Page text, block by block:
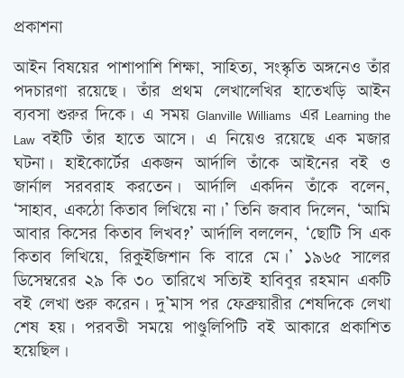
প্রকাশনা
আইন বিষয়ের পাশাপাশি শিক্ষা, সাহিত্য, সংস্কৃতি অঙ্গনেও তাঁর
পদচারণা রয়েছে। তাঁর প্রথম লেখালেখির হাতেখড়ি আইন
ব্যবসা শুরুর দিকে। এ সময়Glanville Williams এর Learning the
Lawবইটি তাঁর হাতে আসে। এ নিয়েও রয়েছে এক মজার
ঘটনা। হাইকোর্টের একজন আর্দালি তাঁকে আইনের বই ও
জার্নাল সরবরাহ করতেন। আর্দালি একদিন তাঁকে বলেন,
‘সাহাব, একঠো কিতাব লিখিয়ে না।’ তিনি জবাব দিলেন, ‘আমি
আবার কিসের কিতাব লিখব?’ আর্দালি বললেন, ‘ছোটি সি এক
কিতাব লিখিয়ে, রিকু্ইজিশান কি বারে মে।’ ১৯৬৫ সালের
ডিসেম্বরের ২৯ কি ৩০ তারিখে সত্যিই হাবিবুর রহমান একটি
বই লেখা শুরু করেন। দু’মাস পর ফেব্রুয়ারীর শেষদিকে লেখা
শেষ হয়। পরবতী সময়ে পাণ্ডুলিপিটি বই আকারে প্রকাশিত
হয়েছিল।